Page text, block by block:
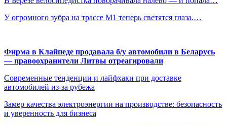
У огромного зубра на трассе М1 теперь светятся глаза.…
Фирма в Клайпеде продавала б/у автомобили в Беларусь
— правоохранители Литвы отреагировали
Современные тенденции и лайфхаки при доставке
автомобилей из-за рубежа
Замер качества электроэнергии на производстве: безопасность
и уверенность для бизнеса